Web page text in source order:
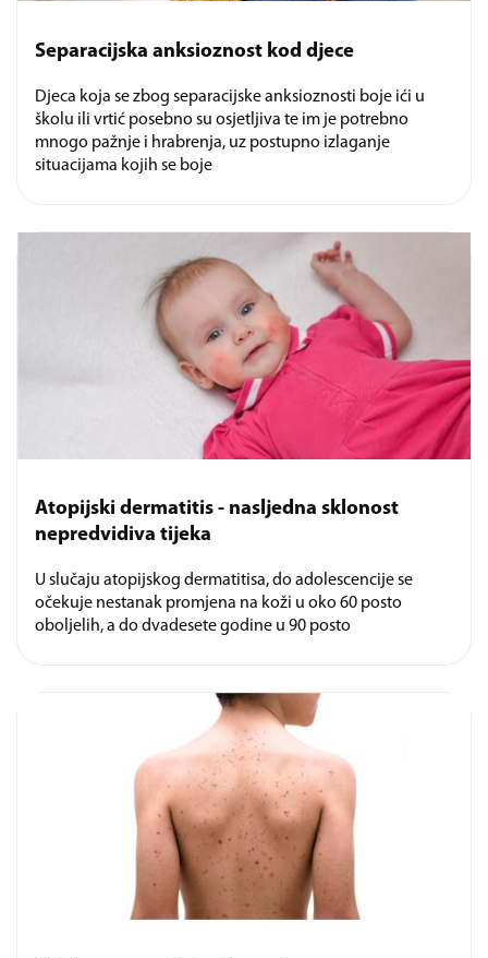
Separacijska anksioznost kod djece
Djeca koja se zbog separacijske anksioznosti boje ići u
školu ili vrtić posebno su osjetljiva te im je potrebno
mnogo pažnje i hrabrenja, uz postupno izlaganje
situacijama kojih se boje
Atopijski dermatitis - nasljedna sklonost
nepredvidiva tijeka
U slučaju atopijskog dermatitisa, do adolescencije se
očekuje nestanak promjena na koži u oko 60 posto
oboljelih, a do dvadesete godine u 90 posto